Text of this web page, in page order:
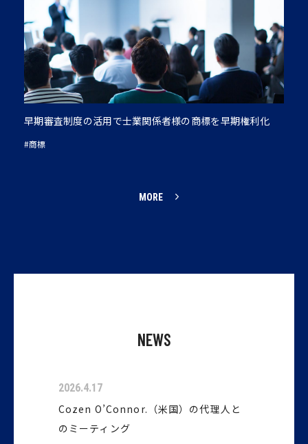
早期審査制度の活用で士業関係者様の商標を早期権利化
#商標
MORE
NEWS
2026.4.17
Cozen O’Connor.（米国）の代理人と
のミーティング